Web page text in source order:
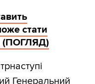
стати
(ПОГЛЯД)
Генеральний